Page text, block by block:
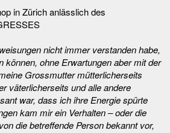
in Zürich anlässlich des
nicht immer verstanden habe,
können, ohne Erwartungen aber mit der
Grossmutter mütterlicherseits
väterlicherseits und alle andere
war, dass ich ihre Energie spürte
kam mir ein Verhalten – oder die
die betreffende Person bekannt vor,